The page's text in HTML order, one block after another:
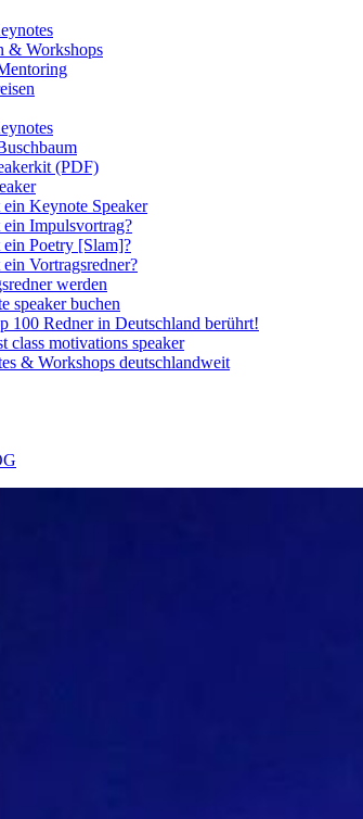
& Workshops
(PDF)
ein Keynote Speaker
ein Impulsvortrag?
ein Poetry [Slam]?
ein Vortragsredner?
werden
speaker buchen
100 Redner in Deutschland berührt!
class motivations speaker
& Workshops deutschlandweit